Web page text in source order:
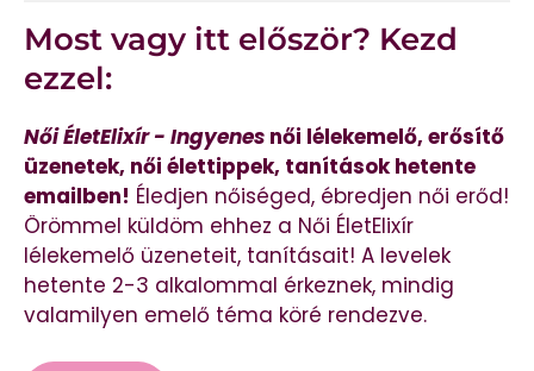
Most vagy itt először? Kezd
ezzel:
Női ÉletElixír - Ingyenes női lélekemelő, erősítő
üzenetek, női élettippek, tanítások hetente
emailben! Éledjen nőiséged, ébredjen női erőd!
Örömmel küldöm ehhez a Női ÉletElixír
lélekemelő üzeneteit, tanításait! A levelek
hetente 2-3 alkalommal érkeznek, mindig
valamilyen emelő téma köré rendezve.